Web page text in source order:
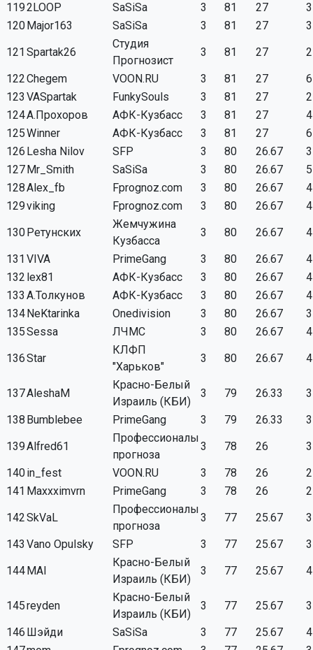
1192LOOP SaSiSa 3 81 27
3
120Major163 SaSiSa 3 81 27
3
121 Spartak26
Студия
Прогнозист
3 81 27
2
122Chegem VOON.RU 3 81 27
6
123 VASpartak FunkySouls 3 81 27
2
124А.Прохоров АФК-Кузбасс 3 81 27
4
125Winner АФК-Кузбасс 3 81 27
6
126 Lesha Nilov SFP 3 80 26.67
3
127Mr_Smith SaSiSa 3 80 26.67
5
128Alex_fb Fprognoz.com 3 80 26.67
4
129viking Fprognoz.com 3 80 26.67
4
130Ретунских
Жемчужина
Кузбасса
3 80 26.67
4
131 VIVA PrimeGang 3 80 26.67
4
132 lex81 АФК-Кузбасс 3 80 26.67
4
133 А.Толкунов АФК-Кузбасс 3 80 26.67
4
134NeKtarinka Onedivision 3 80 26.67
3
135Sessa ЛЧМС 3 80 26.67
4
136Star
КЛФП
"Харьков"
3 80 26.67 4
137AleshaM
Красно-Белый
Израиль (КБИ)
3 79 26.33
3
138 Bumblebee PrimeGang 3 79 26.33
3
139Alfred61
Профессионалы
прогноза
3 78 26
3
140in_fest VOON.RU 3 78 26
2
141 Maxxximvrn PrimeGang 3 78 26
2
142SkVaL
Профессионалы
прогноза
3 77 25.67
3
143 Vano Opulsky SFP 3 77 25.67
3
144MAI
Красно-Белый
Израиль (КБИ)
3 77 25.67 4
145reyden
Красно-Белый
Израиль (КБИ)
3 77 25.67
3
146 Шэйди SaSiSa 3 77 25.67
4